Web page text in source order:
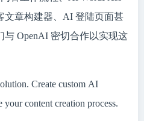
文章构建器、AI 登陆页面甚
OpenAI 密切合作以实现这
Create custom AI
content creation process.